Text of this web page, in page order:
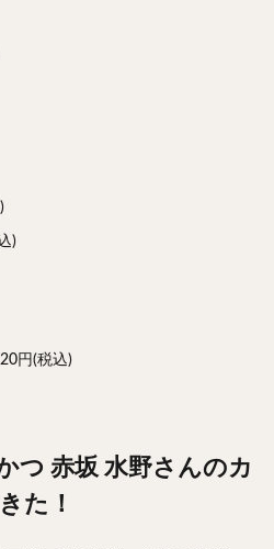
)
円(税込)
つ 赤坂 水野さんのカ
た！